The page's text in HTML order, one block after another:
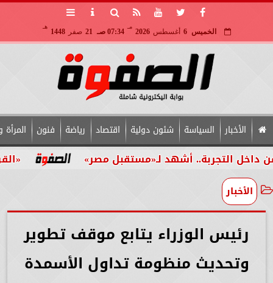
الخميس 6 أغسطس 2026
مـ
07:34 صـ 21 صفر 1448
هـ
الأخبار السياسة شئون دولية اقتصاد رياضة فنون
«القومي أشهد لـ«مستقبل مصر»
الأخبار
رئيس الوزراء يتابع موقف تطوير
وتحديث منظومة تداول الأسمدة